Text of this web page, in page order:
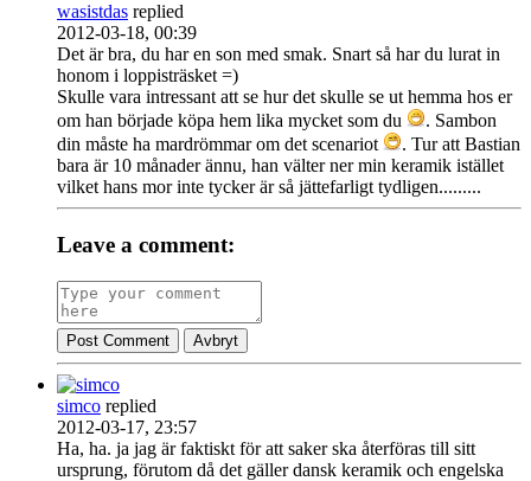
wasistdas replied
2012-03-18, 00:39
Det är bra, du har en son med smak. Snart så har du lurat in
honom i loppisträsket =)
Skulle vara intressant att se hur det skulle se ut hemma hos er
om han började köpa hem lika mycket som du
. Sambon
din måste ha mardrömmar om det scenariot
. Tur att Bastian
bara är 10 månader ännu, han välter ner min keramik istället
vilket hans mor inte tycker är så jättefarligt tydligen.........
Leave a comment:
Post Comment Avbryt
simco replied
2012-03-17, 23:57
Ha, ha. ja jag är faktiskt för att saker ska återföras till sitt
ursprung, förutom då det gäller dansk keramik och engelska